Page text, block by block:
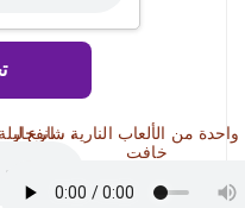
شارع ليلة رأس السنة ، والألعاب النارية ،
من الألعاب النارية ، انفجار
خافت